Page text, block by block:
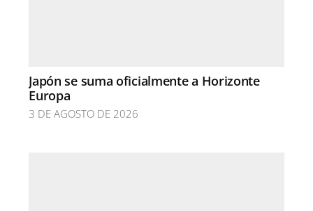
Japón se suma oficialmente a Horizonte
Europa
3 DE AGOSTO DE 2026